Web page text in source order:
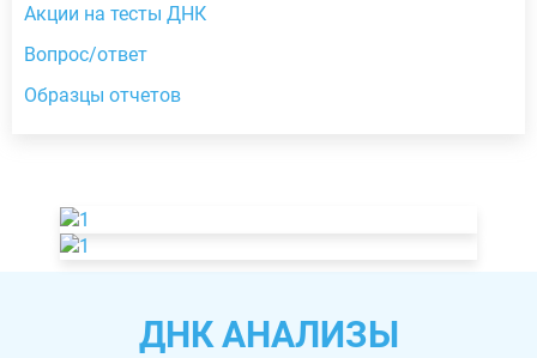
Акции на тесты ДНК
Вопрос/ответ
Образцы отчетов
ДНК АНАЛИЗЫ